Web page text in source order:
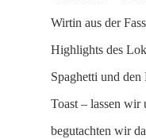
Wirtin aus der
Highlights des
Spaghetti und
Toast – lassen wir
begutachten wir